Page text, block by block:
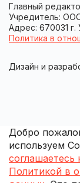
Главный
Учредитель:
Адрес: 670031
Политика в
Дизайн и
Добро
используем
соглашаетесь
Политикой в